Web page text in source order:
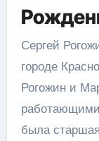
Сергей
городе
Рогожин и
была